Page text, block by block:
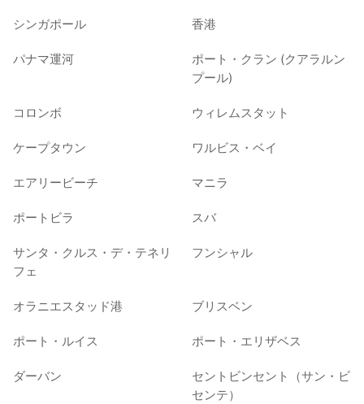
シンガポール 香港
パナマ運河
ポート・クラン (クアラルン
プール)
コロンボ ウィレムスタット
ケープタウン ワルビス・ベイ
エアリービーチ マニラ
ポートビラ スバ
サンタ・クルス・デ・テネリ
フェ
フンシャル
オラニエスタッド港 ブリスベン
ポート・ルイス ポート・エリザベス
ダーバン
セントビンセント（サン・ビ
センテ）